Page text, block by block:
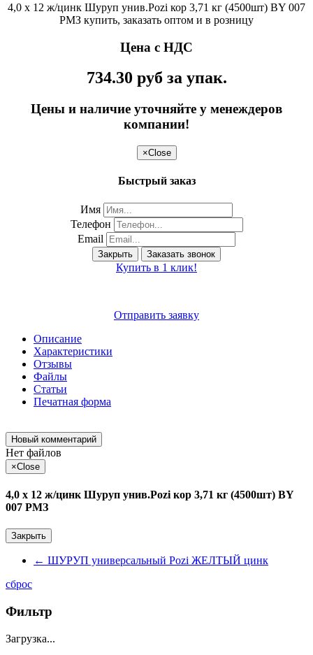
4,0 х 12 ж/цинк Шуруп унив.Pozi кор 3,71 кг (4500шт) BY 007
РМЗ купить, заказать оптом и в розницу
Цена с НДС
734.30 руб за упак.
Цены и наличие уточняйте у менеждеров
компании!
×Close
Быстрый заказ
Имя
Телефон
Email
Закрыть Заказать звонок
Купить в 1 клик!
Отправить заявку
Описание
Характеристики
Отзывы
Файлы
Статьи
Печатная форма
Новый комментарий
Нет файлов
×Close
4,0 х 12 ж/цинк Шуруп унив.Pozi кор 3,71 кг (4500шт) BY
007 РМЗ
Закрыть
← ШУРУП универсальный Pozi ЖЕЛТЫЙ цинк
сброс
Фильтр
Загрузка...